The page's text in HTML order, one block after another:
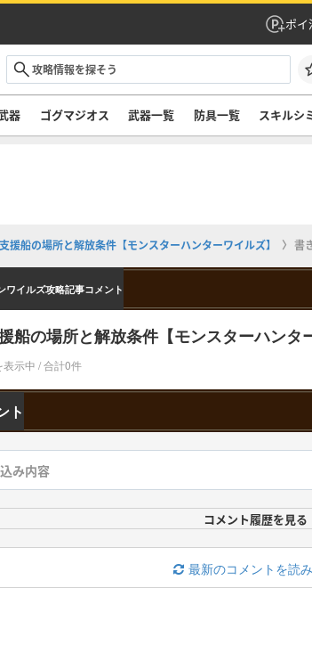
ポイ
器 ゴグマジオス 武器一覧 防具一覧 スキルシ
支援船の場所と解放条件【モンスターハンターワイルズ】 書
ワイルズ攻略記事コメント
船の場所と解放条件【モンスターハンタ
表示中 / 合計0件
ト
コメント履歴を見る
最新のコメントを読